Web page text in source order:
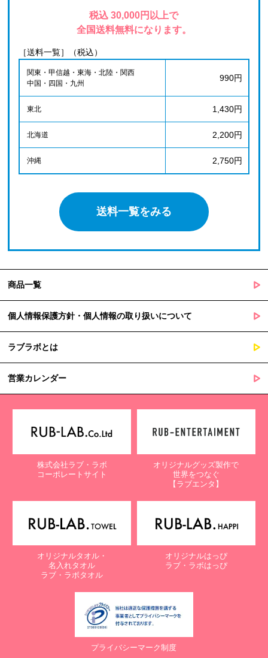
税込 30,000円以上で
全国送料無料になります。
［送料一覧］（税込）
関東・甲信越・東海・北陸・関西
中国・四国・九州
990円
東北 1,430円
北海道 2,200円
沖縄 2,750円
送料一覧をみる
商品一覧
個人情報保護方針・個人情報の取り扱いについて
ラブラボとは
営業カレンダー
株式会社ラブ・ラボ
コーポレートサイト
オリジナルグッズ製作で
世界をつなぐ
【ラブエンタ】
オリジナルタオル・
名入れタオル
ラブ・ラボタオル
オリジナルはっぴ
ラブ・ラボはっぴ
プライバシーマーク制度